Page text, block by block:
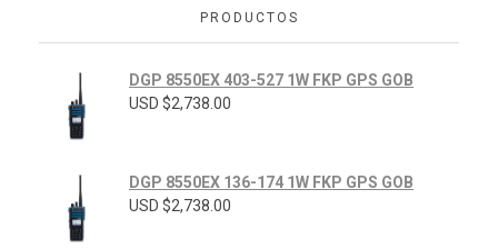
PRODUCTOS
DGP 8550EX 403-527 1W FKP GPS GOB
USD $2,738.00
DGP 8550EX 136-174 1W FKP GPS GOB
USD $2,738.00